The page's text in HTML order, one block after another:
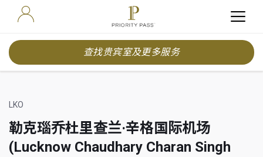
查找贵宾室及更多服务
LKO
勒克瑙乔杜里查兰·辛格国际机场
(Lucknow Chaudhary Charan Singh